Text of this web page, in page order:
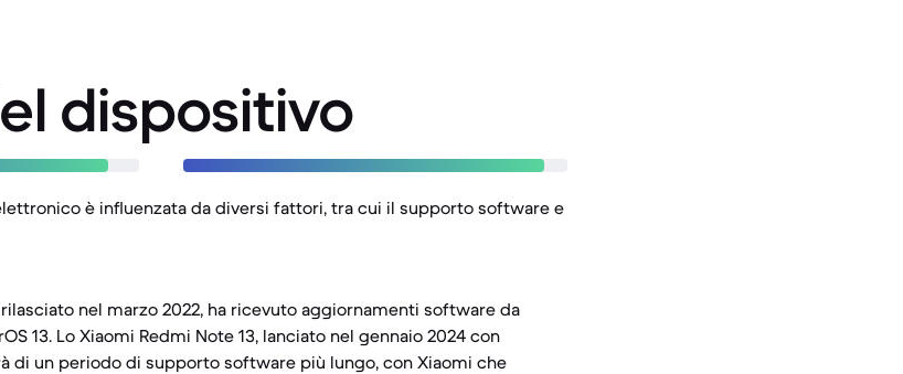
dispositivo
è influenzata da diversi fattori, tra cui il supporto software e
nel marzo 2022, ha ricevuto aggiornamenti software da
13. Lo Xiaomi Redmi Note 13, lanciato nel gennaio 2024 con
di un periodo di supporto software più lungo, con Xiaomi che